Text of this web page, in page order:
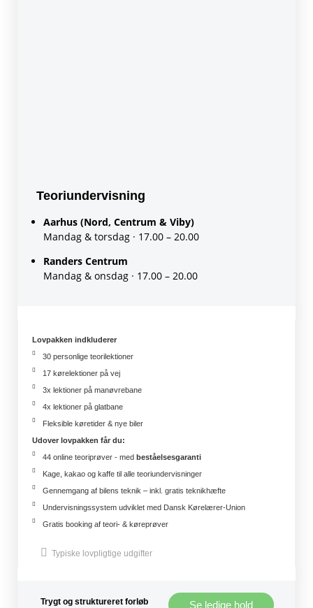
Teoriundervisning
Aarhus (Nord, Centrum & Viby)
Mandag & torsdag · 17.00 – 20.00
Randers Centrum
Mandag & onsdag · 17.00 – 20.00
Lovpakken indkluderer
30 personlige teorilektioner
17 kørelektioner på vej
3x lektioner på manøvrebane
4x lektioner på glatbane
Fleksible køretider & nye biler
Udover lovpakken får du:
44 online teoriprøver - med beståelsesgaranti
Kage, kakao og kaffe til alle teoriundervisninger
Gennemgang af bilens teknik – inkl. gratis teknikhæfte
Undervisningssystem udviklet med Dansk Kørelærer-Union
Gratis booking af teori- & køreprøver
Typiske lovpligtige udgifter
Trygt og struktureret forløb Se ledige hold